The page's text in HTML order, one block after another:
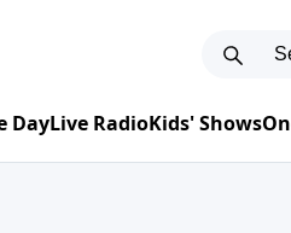
DayLive RadioKids' Shows